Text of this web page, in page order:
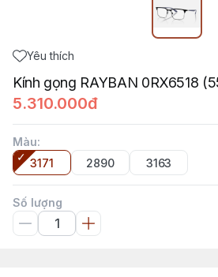
Yêu thích
Kính gọng RAYBAN 0RX6518
5.310.000đ
Màu:
3171
2890 3163
Số lượng